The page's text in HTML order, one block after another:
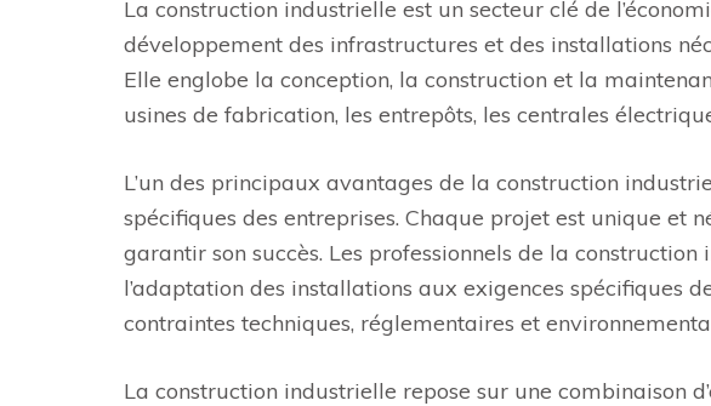
La construction industrielle est un secteur clé de
développement des infrastructures et des installations
Elle englobe la conception, la construction et la
usines de fabrication, les entrepôts, les centrales
L’un des principaux avantages de la construction
spécifiques des entreprises. Chaque projet est unique et
garantir son succès. Les professionnels de la
l’adaptation des installations aux exigences spécifiques
contraintes techniques, réglementaires et
La construction industrielle repose sur une combinaison